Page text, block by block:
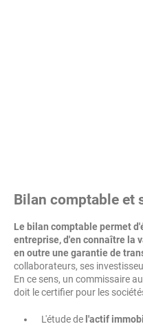
Bilan comptable et
Le bilan comptable permet
entreprise, d'en connaître la
en outre une garantie de
collaborateurs, ses
En ce sens, un commissaire
doit le certifier pour les
L'étude de l'actif